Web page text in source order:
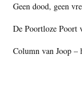
Geen dood, geen
De Poortloze Poort
Column van Joop –